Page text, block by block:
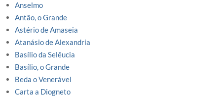
Anselmo
Antão, o Grande
Astério de Amaseia
Atanásio de Alexandria
Basílio da Selêucia
Basílio, o Grande
Beda o Venerável
Carta a Diogneto